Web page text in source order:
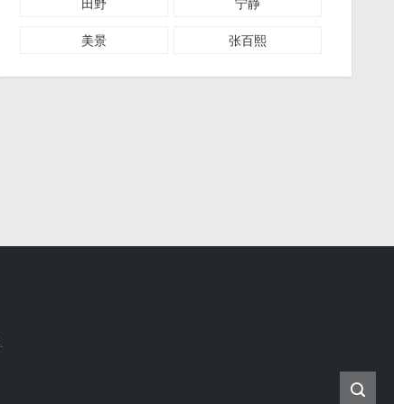
田野 宁静
美景 张百熙